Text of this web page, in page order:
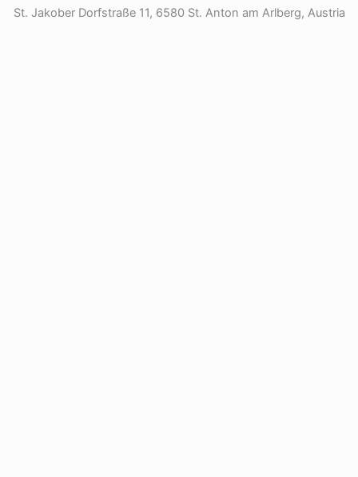
St. Jakober Dorfstraße 11, 6580 St. Anton am Arlberg, Austria